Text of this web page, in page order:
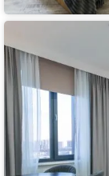
Отель
MORE
BOUTIQUE
HOTEL